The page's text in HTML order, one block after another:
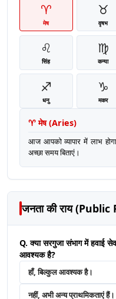
♈
मेष
♉
वृषभ
♌
सिंह
♍
कन्या
♐
धनु
♑
मकर
♈ मेष(Aries)
आज आपको व्यापार में लाभ
अच्छा समय बिताएं।
जनता की राय (Public
Q. क्या सरगुजा संभाग में हवाई
आवश्यक है?
हाँ, बिल्कुल आवश्यक है।
नहीं, अभी अन्य प्राथमिकताएं हैं।